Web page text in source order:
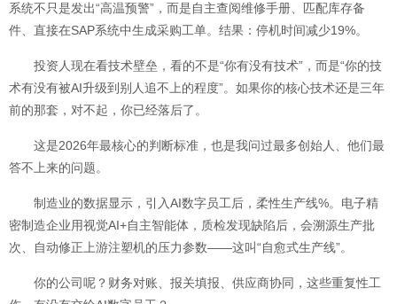
系统不只是发出“高温预警”，而是自主查阅维修手册、匹配库存备
件、直接在SAP系统中生成采购工单。结果：停机时间减少19%。
投资人现在看技术壁垒，看的不是“你有没有技术”，而是“你的技
术有没有被AI升级到别人追不上的程度”。如果你的核心技术还是三年
前的那套，对不起，你已经落后了。
这是2026年最核心的判断标准，也是我问过最多创始人、他们最
答不上来的问题。
制造业的数据显示，引入AI数字员工后，柔性生产线%。电子精
密制造企业用视觉AI+自主智能体，质检发现缺陷后，会溯源生产批
次、自动修正上游注塑机的压力参数——这叫“自愈式生产线”。
你的公司呢？财务对账、报关填报、供应商协同，这些重复性工